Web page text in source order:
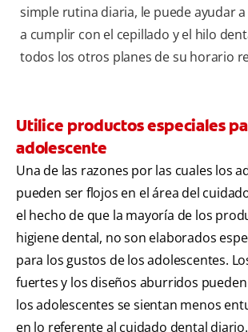
simple rutina diaria, le puede ayudar
a cumplir con el cepillado y el hilo
todos los otros planes de su horario
Utilice productos especiales
adolescente
Una de las razones por las cuales los
pueden ser flojos en el área del
el hecho de que la mayoría de los
higiene dental, no son elaborados
para los gustos de los adolescentes.
fuertes y los diseños aburridos
los adolescentes se sientan menos
en lo referente al cuidado dental diario.